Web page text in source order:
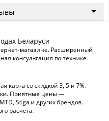
Беларуси
магазине. Расширенный
консультация по технике.
карта со скидкой 3, 5 и 7%.
Приятные цены —
Stiga и других брендов.
расчета.